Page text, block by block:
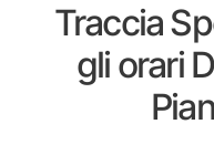
Traccia
gli orari